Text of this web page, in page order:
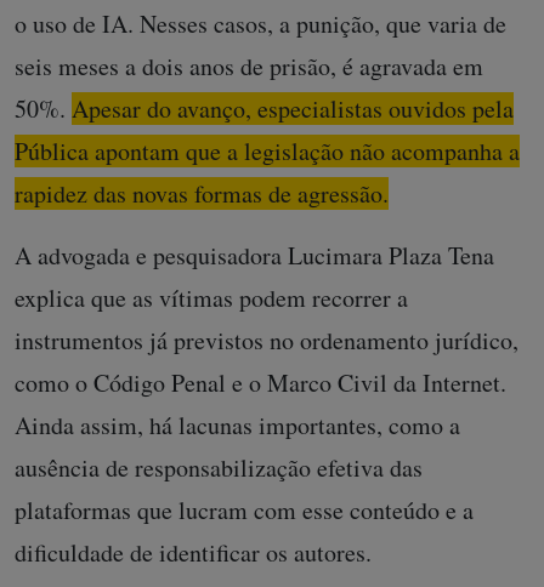
o uso de IA. Nesses casos, a punição, que varia de
seis meses a dois anos de prisão, é agravada em
50%. Apesar do avanço, especialistas ouvidos pela
Pública apontam que a legislação não acompanha a
rapidez das novas formas de agressão.
A advogada e pesquisadora Lucimara Plaza Tena
explica que as vítimas podem recorrer a
instrumentos já previstos no ordenamento jurídico,
como o Código Penal e o Marco Civil da Internet.
Ainda assim, há lacunas importantes, como a
ausência de responsabilização efetiva das
plataformas que lucram com esse conteúdo e a
dificuldade de identificar os autores.